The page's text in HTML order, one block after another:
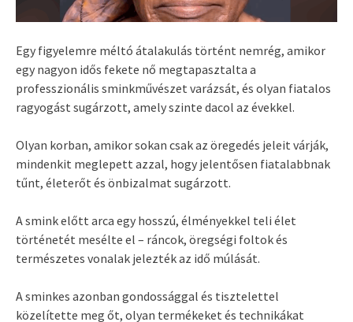
Egy figyelemre méltó átalakulás történt nemrég, amikor
egy nagyon idős fekete nő megtapasztalta a
professzionális sminkművészet varázsát, és olyan fiatalos
ragyogást sugárzott, amely szinte dacol az évekkel.
Olyan korban, amikor sokan csak az öregedés jeleit várják,
mindenkit meglepett azzal, hogy jelentősen fiatalabbnak
tűnt, életerőt és önbizalmat sugárzott.
A smink előtt arca egy hosszú, élményekkel teli élet
történetét mesélte el – ráncok, öregségi foltok és
természetes vonalak jelezték az idő múlását.
A sminkes azonban gondossággal és tisztelettel
közelítette meg őt, olyan termékeket és technikákat